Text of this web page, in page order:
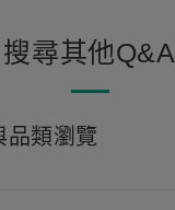
搜尋其他Q&A
品類瀏覽